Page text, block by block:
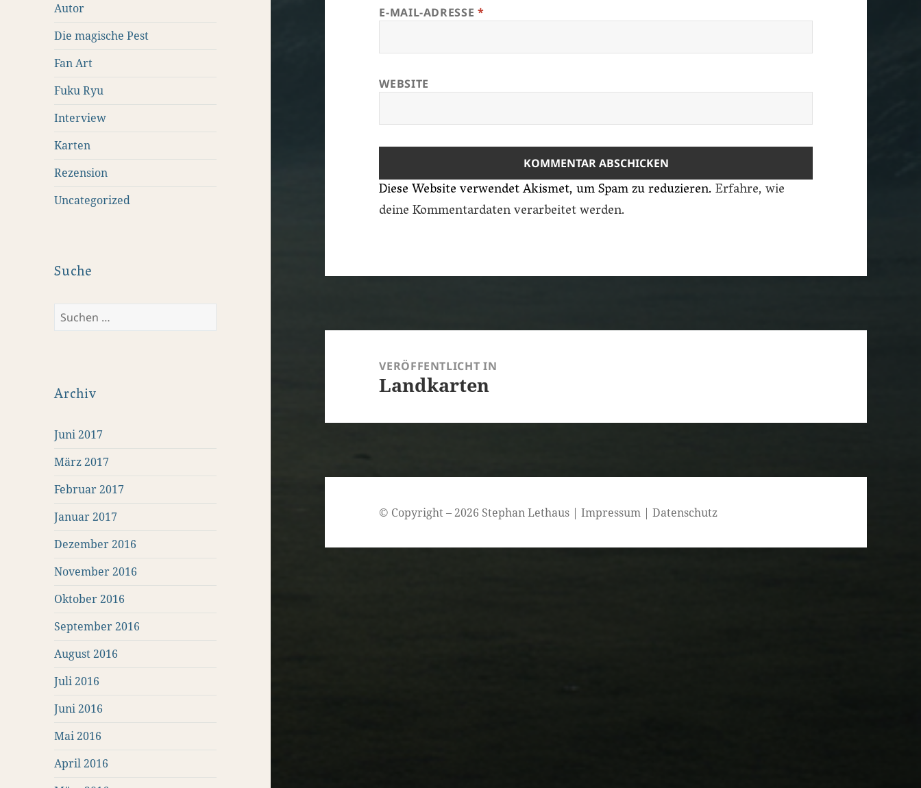
Autor
Die magische Pest
Fan Art
Fuku Ryu
Interview
Karten
Rezension
Uncategorized
Suche
Suchen
Archiv
Juni 2017
März 2017
Februar 2017
Januar 2017
Dezember 2016
November 2016
Oktober 2016
September 2016
August 2016
Juli 2016
Juni 2016
Mai 2016
April 2016
E-MAIL-ADRESSE *
WEBSITE
Diese Website verwendet Akismet, um Spam zu reduzieren.Erfahre, wie
deine Kommentardaten verarbeitet werden.
VERÖFFENTLICHT IN
Landkarten
© Copyright – 2026 Stephan Lethaus |Impressum |Datenschutz